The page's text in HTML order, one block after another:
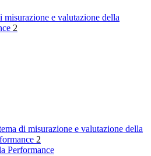
misurazione e valutazione della
2
di misurazione e valutazione della
2
Performance